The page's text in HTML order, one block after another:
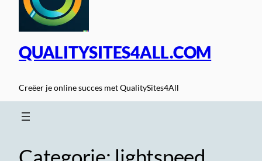
QUALITYSITES4ALL.COM
Creëer je online succes met QualitySites4All